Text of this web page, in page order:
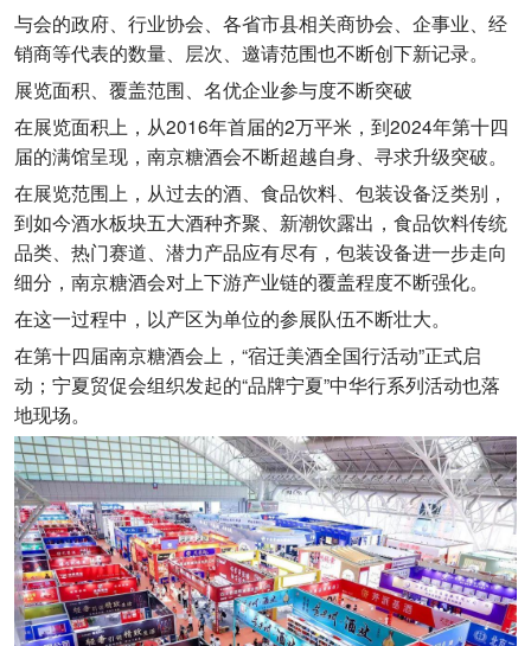
与会的政府、行业协会、各省市县相关商协会、企事业、经
销商等代表的数量、层次、邀请范围也不断创下新记录。
展览面积、覆盖范围、名优企业参与度不断突破
在展览面积上，从2016年首届的2万平米，到2024年第十四
届的满馆呈现，南京糖酒会不断超越自身、寻求升级突破。
在展览范围上，从过去的酒、食品饮料、包装设备泛类别，
到如今酒水板块五大酒种齐聚、新潮饮露出，食品饮料传统
品类、热门赛道、潜力产品应有尽有，包装设备进一步走向
细分，南京糖酒会对上下游产业链的覆盖程度不断强化。
在这一过程中，以产区为单位的参展队伍不断壮大。
在第十四届南京糖酒会上，“宿迁美酒全国行活动”正式启
动；宁夏贸促会组织发起的“品牌宁夏”中华行系列活动也落
地现场。